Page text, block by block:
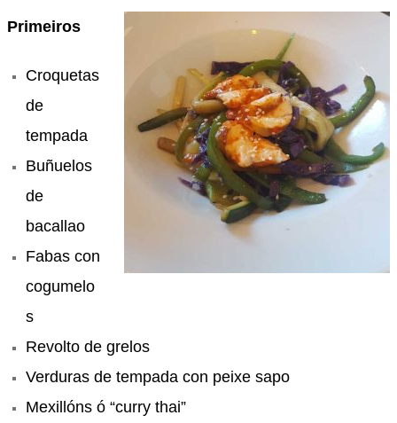
Primeiros
Croquetas
de
tempada
Buñuelos
de
bacallao
Fabas con
cogumelo
s
Revolto de grelos
Verduras de tempada con peixe sapo
Mexillóns ó “curry thai”